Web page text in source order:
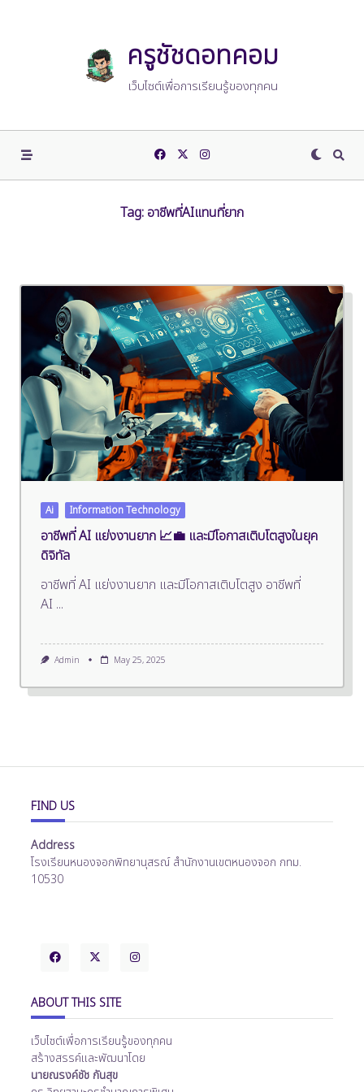
ครูชัชดอทคอม
เว็บไซต์เพื่อการเรียนรู้ของทุกคน
Tag: อาชีพที่AIแทนที่ยาก
Ai Information Technology
อาชีพที่ AI แย่งงานยาก 📈💼 และมีโอกาสเติบโตสูงในยุค
ดิจิทัล
อาชีพที่ AI แย่งงานยาก และมีโอกาสเติบโตสูง อาชีพที่
AI ...
Admin May 25, 2025
FIND US
Address
โรงเรียนหนองจอกพิทยานุสรณ์ สำนักงานเขตหนองจอก กทม.
10530
ABOUT THIS SITE
เว็บไซต์เพื่อการเรียนรู้ของทุกคน
สร้างสรรค์และพัฒนาโดย
นายณรงค์ชัช กันสุข